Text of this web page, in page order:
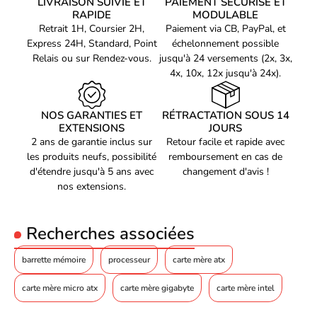
Interface Disque :SATA III
Interface Disque :M.2
Marque du chipset :AMD
maximale
Mémoire sans tampon
Oui
Mémoire interne
maximale par
64 Go
Contrôleur de stockage
Types de lecteurs de
stockage pris en charge
Interfaces de lecteur de
stockage prises en
charge
M.2, PCI Express 4.0, PCI
Express 5.0, SATA III
Nombre d'unités de
stockage pris en charge
7
Support RAID
Oui
Niveaux RAID
0, 1, 5, 10
RAPIDE
Retrait 1H, Coursier 2H,
Express 24H, Standard, Point
Relais ou sur Rendez-vous.
MODULABLE
Paiement via CB, PayPal, et
échelonnement possible
jusqu'à 24 versements (2x, 3x,
4x, 10x, 12x jusqu'à 24x).
NOS GARANTIES ET
EXTENSIONS
2 ans de garantie inclus sur
les produits neufs, possibilité
d'étendre jusqu'à 5 ans avec
nos extensions.
RÉTRACTATION SOUS 14
JOURS
Retour facile et rapide avec
remboursement en cas de
changement d'avis !
Recherches associées
barrette mémoire processeur carte mère atx
carte mère micro atx carte mère gigabyte carte mère intel